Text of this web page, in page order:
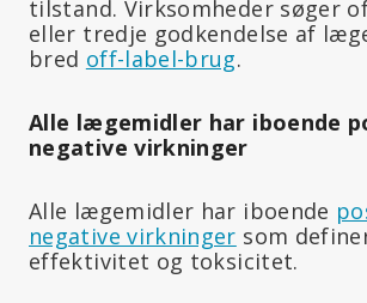
tilstand. Virksomheder søger
eller tredje godkendelse af
bred off-label-brug.
Alle lægemidler har iboende
negative virkninger
Alle lægemidler har iboende
negative virkninger som
effektivitet og toksicitet.